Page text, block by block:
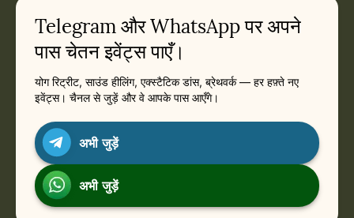
Telegram और WhatsApp पर अपने
पास चेतन इवेंट्स पाएँ।
योग रिट्रीट, साउंड हीलिंग, एक्स्टैटिक डांस, ब्रेथवर्क — हर हफ़्ते नए
इवेंट्स। चैनल से जुड़ें और वे आपके पास आएँगे।
अभी जुड़ें
अभी जुड़ें